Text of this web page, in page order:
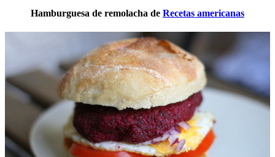
Hamburguesa de remolacha de Recetas americanas